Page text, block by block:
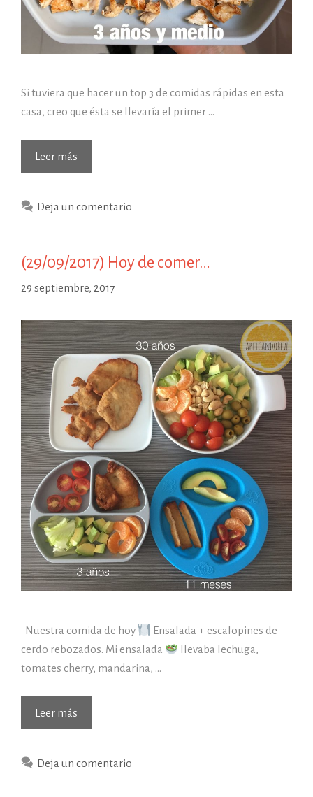
Si tuviera que hacer un top 3 de comidas rápidas en esta
casa, creo que ésta se llevaría el primer …
Leer más
Deja un comentario
(29/09/2017) Hoy de comer…
29 septiembre, 2017
Nuestra comida de hoy
Ensalada + escalopines de
cerdo rebozados. Mi ensalada
llevaba lechuga,
tomates cherry, mandarina, …
Leer más
Deja un comentario